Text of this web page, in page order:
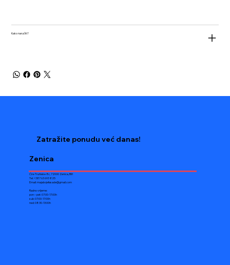
Kako naručiti?
Zatražite ponudu već danas!
Ćire Truhleke 8c, 72000 Zenica, BiH
Tel: +387 63 693 825
Email:majabojefasade@gmail.com
Radno vrijeme:
pon – pet: 07:00-17:00h
sub: 07:00-17:00h
ned: 08:30-13:00h
Zenica